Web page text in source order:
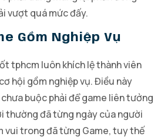
vượt quá mức đấy.
Gồm Nghiệp Vụ
tphcm luôn khích lệ thành viên
hội gồm nghiệp vụ. Điều này
buộc phải để game liên tưởng
thường đã từng ngày của người
vui trong đã từng Game, tuy thế